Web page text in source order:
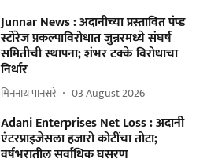
Junnar News : अदानीच्या प्रस्तावित पंप्ड
स्टोरेज प्रकल्पाविरोधात जुन्नरमध्ये संघर्ष
समितीची स्थापना; शंभर टक्के विरोधाचा
निर्धार
मिननाथ पानसरे 03 August 2026
Adani Enterprises Net Loss : अदानी
एंटरप्राइजेसला हजारो कोटींचा तोटा;
वर्षभरातील सर्वाधिक घसरण